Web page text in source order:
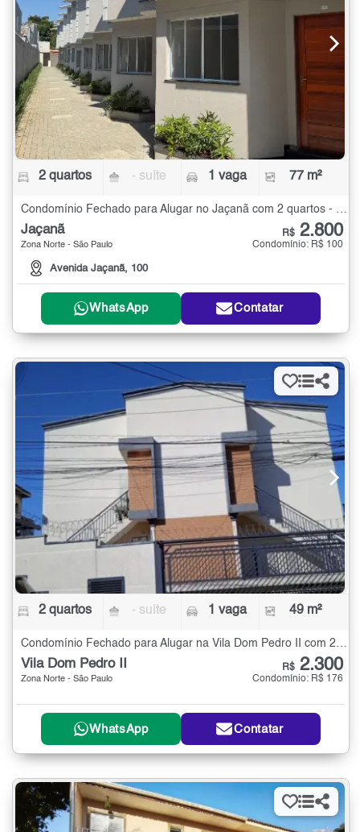
2 quartos - suíte 1 vaga 77 m²
Jaçanã
Zona Norte - São Paulo
Avenida Jaçanã, 100
R$ 2.800
Condomínio: R$ 100
WhatsApp Contatar
2 quartos - suíte 1 vaga 49 m²
Condomínio Fechado para Alugar na Vila Dom Pedro II com 2 quartos - 49 m²
Vila Dom Pedro II
Zona Norte - São Paulo
R$ 2.300
Condomínio: R$ 176
WhatsApp Contatar